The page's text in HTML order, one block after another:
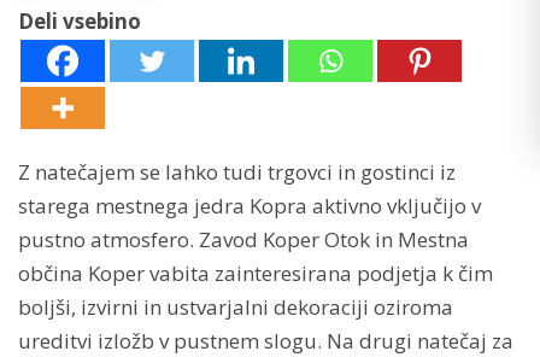
Deli vsebino
Z natečajem se lahko tudi trgovci in gostinci iz
starega mestnega jedra Kopra aktivno vključijo v
pustno atmosfero. Zavod Koper Otok in Mestna
občina Koper vabita zainteresirana podjetja k čim
boljši, izvirni in ustvarjalni dekoraciji oziroma
ureditvi izložb v pustnem slogu. Na drugi natečaj za